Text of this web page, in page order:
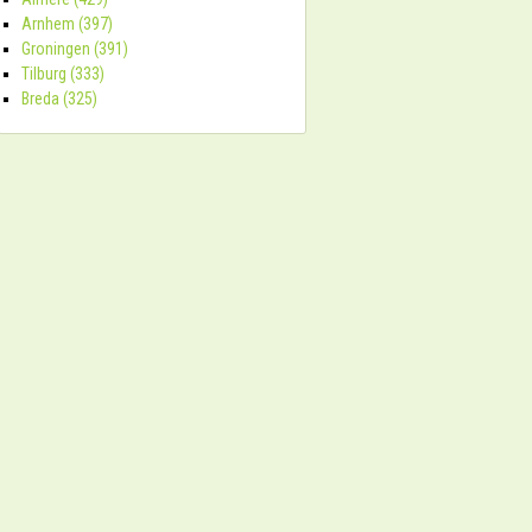
Arnhem (397)
Groningen (391)
Tilburg (333)
Breda (325)